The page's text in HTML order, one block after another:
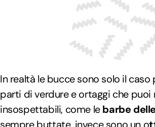
In realtà le bucce sono solo il
parti di verdure e ortaggi che puoi
insospettabili, come lebarbe